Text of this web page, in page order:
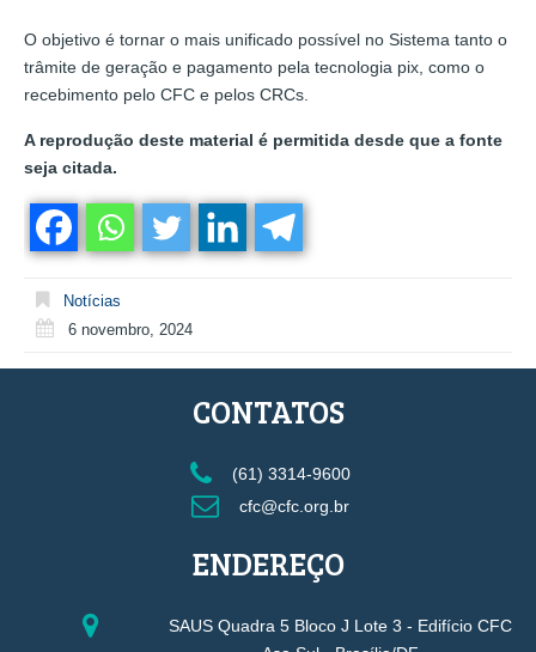
O objetivo é tornar o mais unificado possível no Sistema tanto o
trâmite de geração e pagamento pela tecnologia pix, como o
recebimento pelo CFC e pelos CRCs.
A reprodução deste material é permitida desde que a fonte
seja citada.
Notícias
6 novembro, 2024
CONTATOS
(61) 3314-9600
cfc@cfc.org.br
ENDEREÇO
SAUS Quadra 5 Bloco J Lote 3 - Edifício CFC